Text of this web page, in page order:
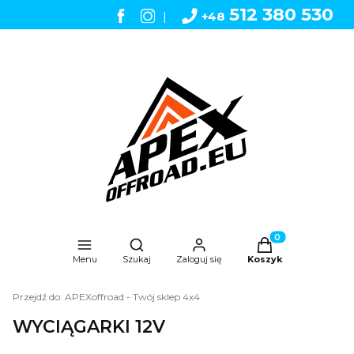
| +48 512 380 530
Menu
Otwórz wyszukiwarkę
Szukaj Zaloguj się
Produkty w
Koszyk
Przejdź do: APEXoffroad - Twój sklep 4x4
WYCIĄGARKI 12V